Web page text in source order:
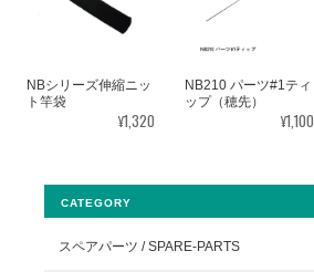
NBシリーズ伸縮ニッ
ト竿袋
¥1,320
NB210 パーツ#1ティ
ップ（穂先）
¥1,100
CATEGORY
スペアパーツ / SPARE-PARTS